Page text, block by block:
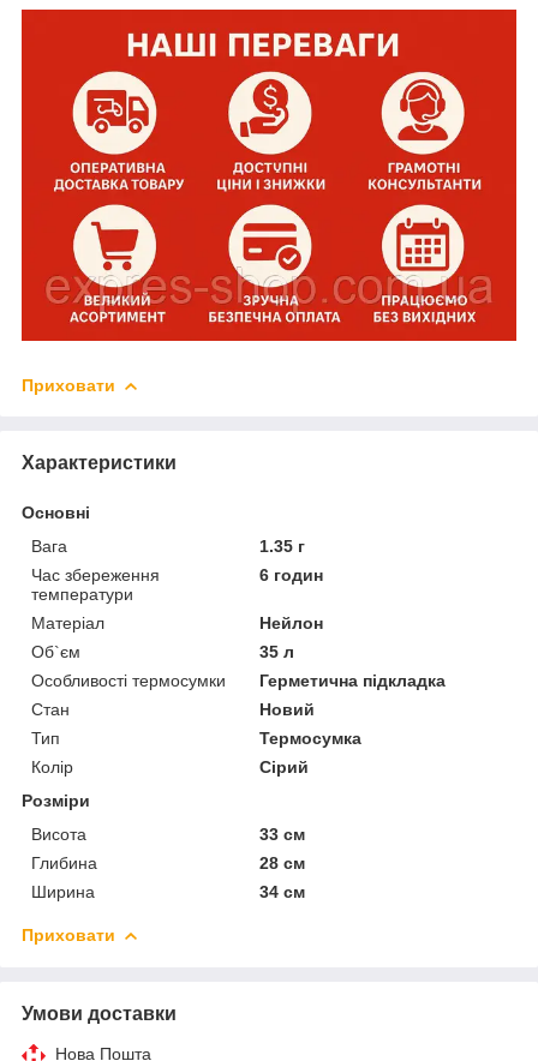
Приховати
Характеристики
Основні
Вага
1.35 г
Час збереження
температури
6 годин
Матеріал
Нейлон
Об`єм
35 л
Особливості термосумки
Герметична підкладка
Стан
Новий
Тип
Термосумка
Колір
Сірий
Розміри
Висота
33 см
Глибина
28 см
Ширина
34 см
Приховати
Умови доставки
Нова Пошта